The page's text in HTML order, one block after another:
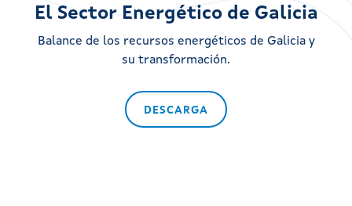
El Sector Energético de Galicia
Balance de los recursos energéticos de Galicia y
su transformación.
DESCARGA